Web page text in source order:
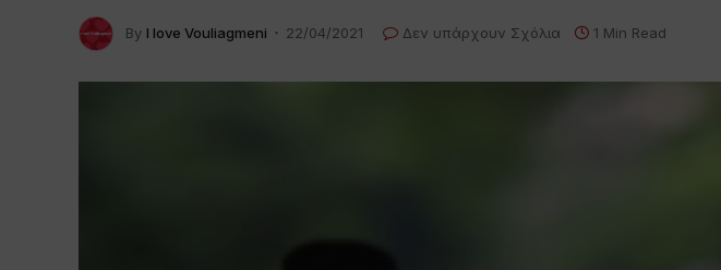
By I love Vouliagmeni 22/04/2021 Δεν υπάρχουν Σχόλια 1 Min Read